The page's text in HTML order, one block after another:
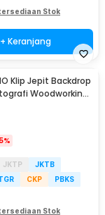
Stok
+ Keranjang
Klip Jepit Backdrop
Woodworking
JKTP
JKTB
CKP
PBKS
Stok